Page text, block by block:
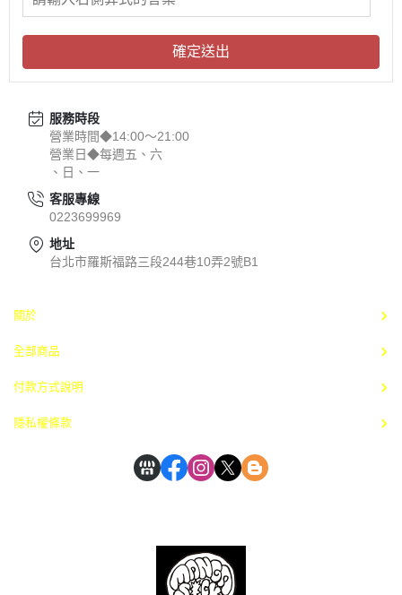
確定送出
服務時段
營業時間◆14:00～21:00
營業日◆每週五、六
、日、一
客服專線
0223699969
地址
台北市羅斯福路三段244巷10弄2號B1
關於
全部商品
付款方式說明
隱私權條款